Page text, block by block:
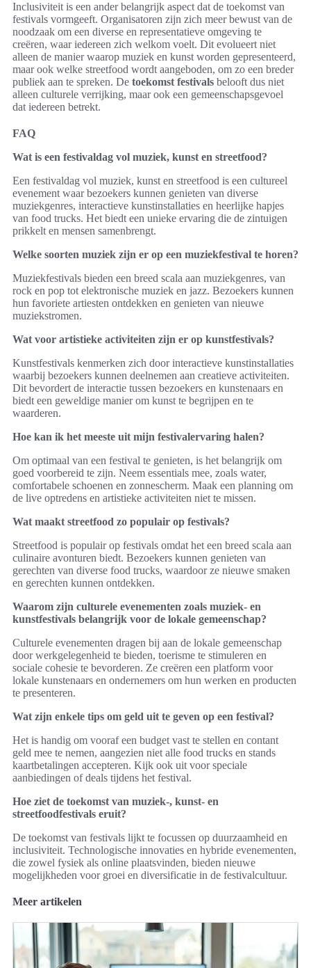
Inclusiviteit is een ander belangrijk aspect dat de toekomst van
festivals vormgeeft. Organisatoren zijn zich meer bewust van de
noodzaak om een diverse en representatieve omgeving te
creëren, waar iedereen zich welkom voelt. Dit evolueert niet
alleen de manier waarop muziek en kunst worden gepresenteerd,
maar ook welke streetfood wordt aangeboden, om zo een breder
publiek aan te spreken. De toekomst festivals belooft dus niet
alleen culturele verrijking, maar ook een gemeenschapsgevoel
dat iedereen betrekt.
FAQ
Wat is een festivaldag vol muziek, kunst en streetfood?
Een festivaldag vol muziek, kunst en streetfood is een cultureel
evenement waar bezoekers kunnen genieten van diverse
muziekgenres, interactieve kunstinstallaties en heerlijke hapjes
van food trucks. Het biedt een unieke ervaring die de zintuigen
prikkelt en mensen samenbrengt.
Welke soorten muziek zijn er op een muziekfestival te horen?
Muziekfestivals bieden een breed scala aan muziekgenres, van
rock en pop tot elektronische muziek en jazz. Bezoekers kunnen
hun favoriete artiesten ontdekken en genieten van nieuwe
muziekstromen.
Wat voor artistieke activiteiten zijn er op kunstfestivals?
Kunstfestivals kenmerken zich door interactieve kunstinstallaties
waarbij bezoekers kunnen deelnemen aan creatieve activiteiten.
Dit bevordert de interactie tussen bezoekers en kunstenaars en
biedt een geweldige manier om kunst te begrijpen en te
waarderen.
Hoe kan ik het meeste uit mijn festivalervaring halen?
Om optimaal van een festival te genieten, is het belangrijk om
goed voorbereid te zijn. Neem essentials mee, zoals water,
comfortabele schoenen en zonnescherm. Maak een planning om
de live optredens en artistieke activiteiten niet te missen.
Wat maakt streetfood zo populair op festivals?
Streetfood is populair op festivals omdat het een breed scala aan
culinaire avonturen biedt. Bezoekers kunnen genieten van
gerechten van diverse food trucks, waardoor ze nieuwe smaken
en gerechten kunnen ontdekken.
Waarom zijn culturele evenementen zoals muziek- en
kunstfestivals belangrijk voor de lokale gemeenschap?
Culturele evenementen dragen bij aan de lokale gemeenschap
door werkgelegenheid te bieden, toerisme te stimuleren en
sociale cohesie te bevorderen. Ze creëren een platform voor
lokale kunstenaars en ondernemers om hun werken en producten
te presenteren.
Wat zijn enkele tips om geld uit te geven op een festival?
Het is handig om vooraf een budget vast te stellen en contant
geld mee te nemen, aangezien niet alle food trucks en stands
kaartbetalingen accepteren. Kijk ook uit voor speciale
aanbiedingen of deals tijdens het festival.
Hoe ziet de toekomst van muziek-, kunst- en
streetfoodfestivals eruit?
De toekomst van festivals lijkt te focussen op duurzaamheid en
inclusiviteit. Technologische innovaties en hybride evenementen,
die zowel fysiek als online plaatsvinden, bieden nieuwe
mogelijkheden voor groei en diversificatie in de festivalcultuur.
Meer artikelen